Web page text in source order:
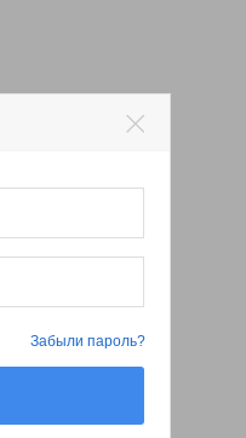
Забыли пароль?